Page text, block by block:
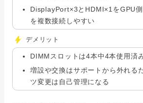
DisplayPort×3とHDMI×1をGPU
を複数接続しやすい
デメリット
DIMMスロットは4本中4本使用済
増設や交換はサポートから外れる
ツ変更は自己管理になる